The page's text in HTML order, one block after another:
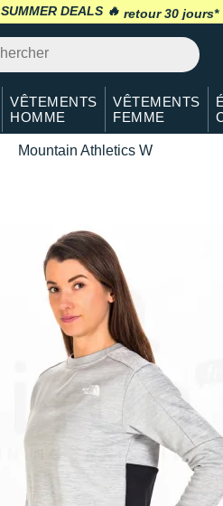
SUMMER DEALS 🔥 retour 30 jours*
VÊTEMENTS
HOMME
VÊTEMENTS
FEMME
Mountain Athletics W
S En rupture
Il en reste 1 !
En rupture